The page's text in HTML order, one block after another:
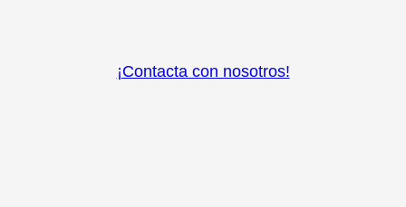
¡Contacta con nosotros!